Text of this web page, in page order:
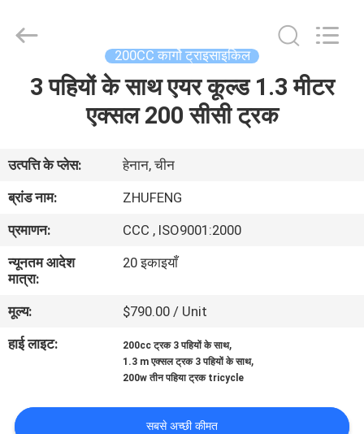
हमारे
बारे
कारखाना
भ्रमण
नियंत्रण
Motorcycle
Reserved.
200CC कार्गो ट्राइसाइकिल
3 पहियों के साथ एयर कूल्ड 1.3 मीटर
एक्सल 200 सीसी ट्रक
उत्पत्ति के प्लेस:
हेनान, चीन
ब्रांड नाम:
ZHUFENG
प्रमाणन:
CCC , ISO9001:2000
न्यूनतम आदेश
मात्रा:
20 इकाइयाँ
मूल्य:
$790.00 / Unit
हाई लाइट:
200cc ट्रक 3 पहियों के साथ,
1.3 m एक्सल ट्रक 3 पहियों के साथ,
200w तीन पहिया ट्रक tricycle
सबसे अच्छी कीमत